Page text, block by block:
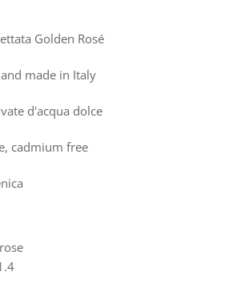
Golden Rosé
made in Italy
d'acqua dolce
cadmium free